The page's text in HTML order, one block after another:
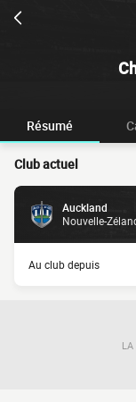
Résumé
Club actuel
Auckland
Nouvelle-
Au club depuis
LA